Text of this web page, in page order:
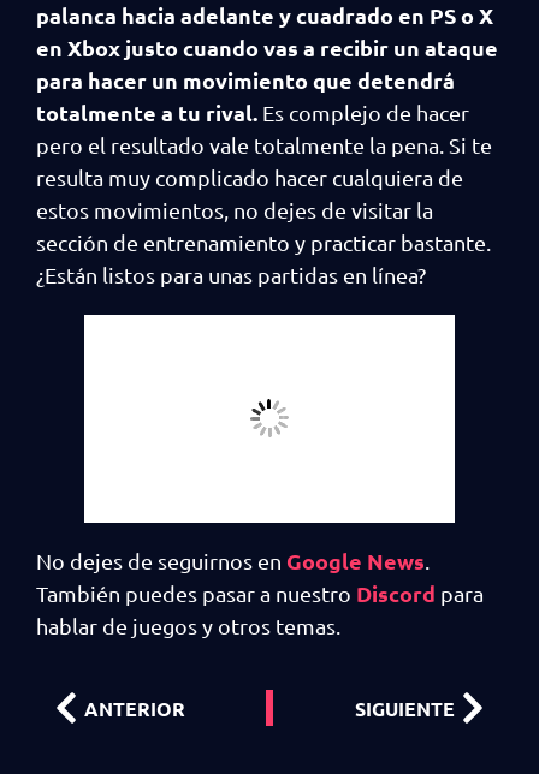
palanca hacia adelante y cuadrado en PS o X
en Xbox justo cuando vas a recibir un ataque
para hacer un movimiento que detendrá
totalmente a tu rival. Es complejo de hacer
pero el resultado vale totalmente la pena. Si te
resulta muy complicado hacer cualquiera de
estos movimientos, no dejes de visitar la
sección de entrenamiento y practicar bastante.
¿Están listos para unas partidas en línea?
No dejes de seguirnos en Google News.
También puedes pasar a nuestro Discord para
hablar de juegos y otros temas.
ANTERIOR SIGUIENTE